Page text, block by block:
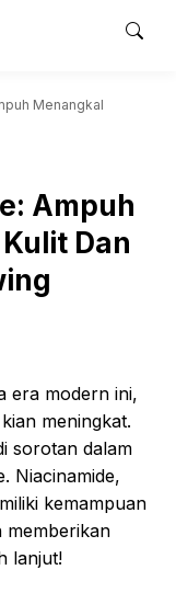
Menangkal
Ampuh
Dan
era modern ini,
meningkat.
sorotan dalam
Niacinamide,
kemampuan
memberikan
lanjut!